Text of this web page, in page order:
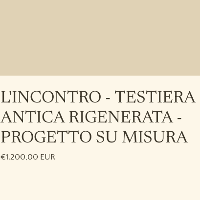
L'INCONTRO - TESTIERA
ANTICA RIGENERATA -
PROGETTO SU MISURA
€1.200,00 EUR